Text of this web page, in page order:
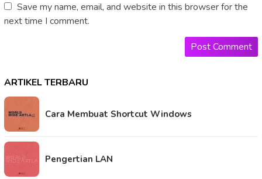
Save my name, email, and website in this browser for the
next time I comment.
ARTIKEL TERBARU
Cara Membuat Shortcut Windows
Pengertian LAN